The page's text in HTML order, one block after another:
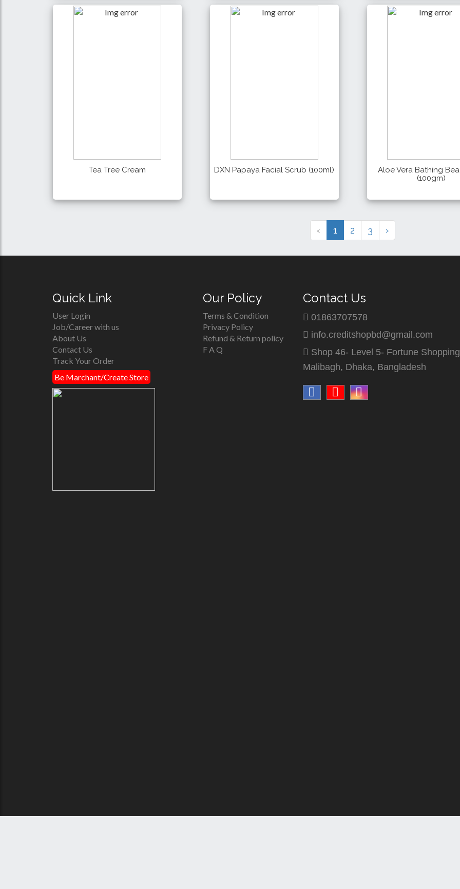
850 Tk
Details
440 Tk
Details
335 Tk
Details
Tea Tree Cream DXN Papaya Facial Scrub (100ml)
Buy
Aloe Vera Bathing
(100gm)
‹ 1 2 3 ›
Quick Link
User Login
Job/Career with us
About Us
Contact Us
Track Your Order
Be Marchant/Create Store
Our Policy
Terms & Condition
Privacy Policy
Refund & Return policy
F A Q
Contact Us
01863707578
info.creditshopbd@gmail.com
Shop 46- Level 5- Fortune
Malibagh, Dhaka, Bangladesh